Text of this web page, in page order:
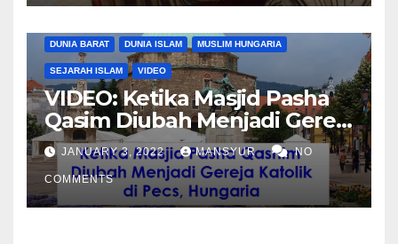
DUNIA BARAT DUNIA ISLAM MUSLIM HUNGARIA
SEJARAH ISLAM VIDEO
VIDEO: Ketika Masjid Pasha
Qasim Diubah Menjadi Gereja
Katolik di Pecs, Hungaria
JANUARY 3, 2022 MANSYUR NO
COMMENTS